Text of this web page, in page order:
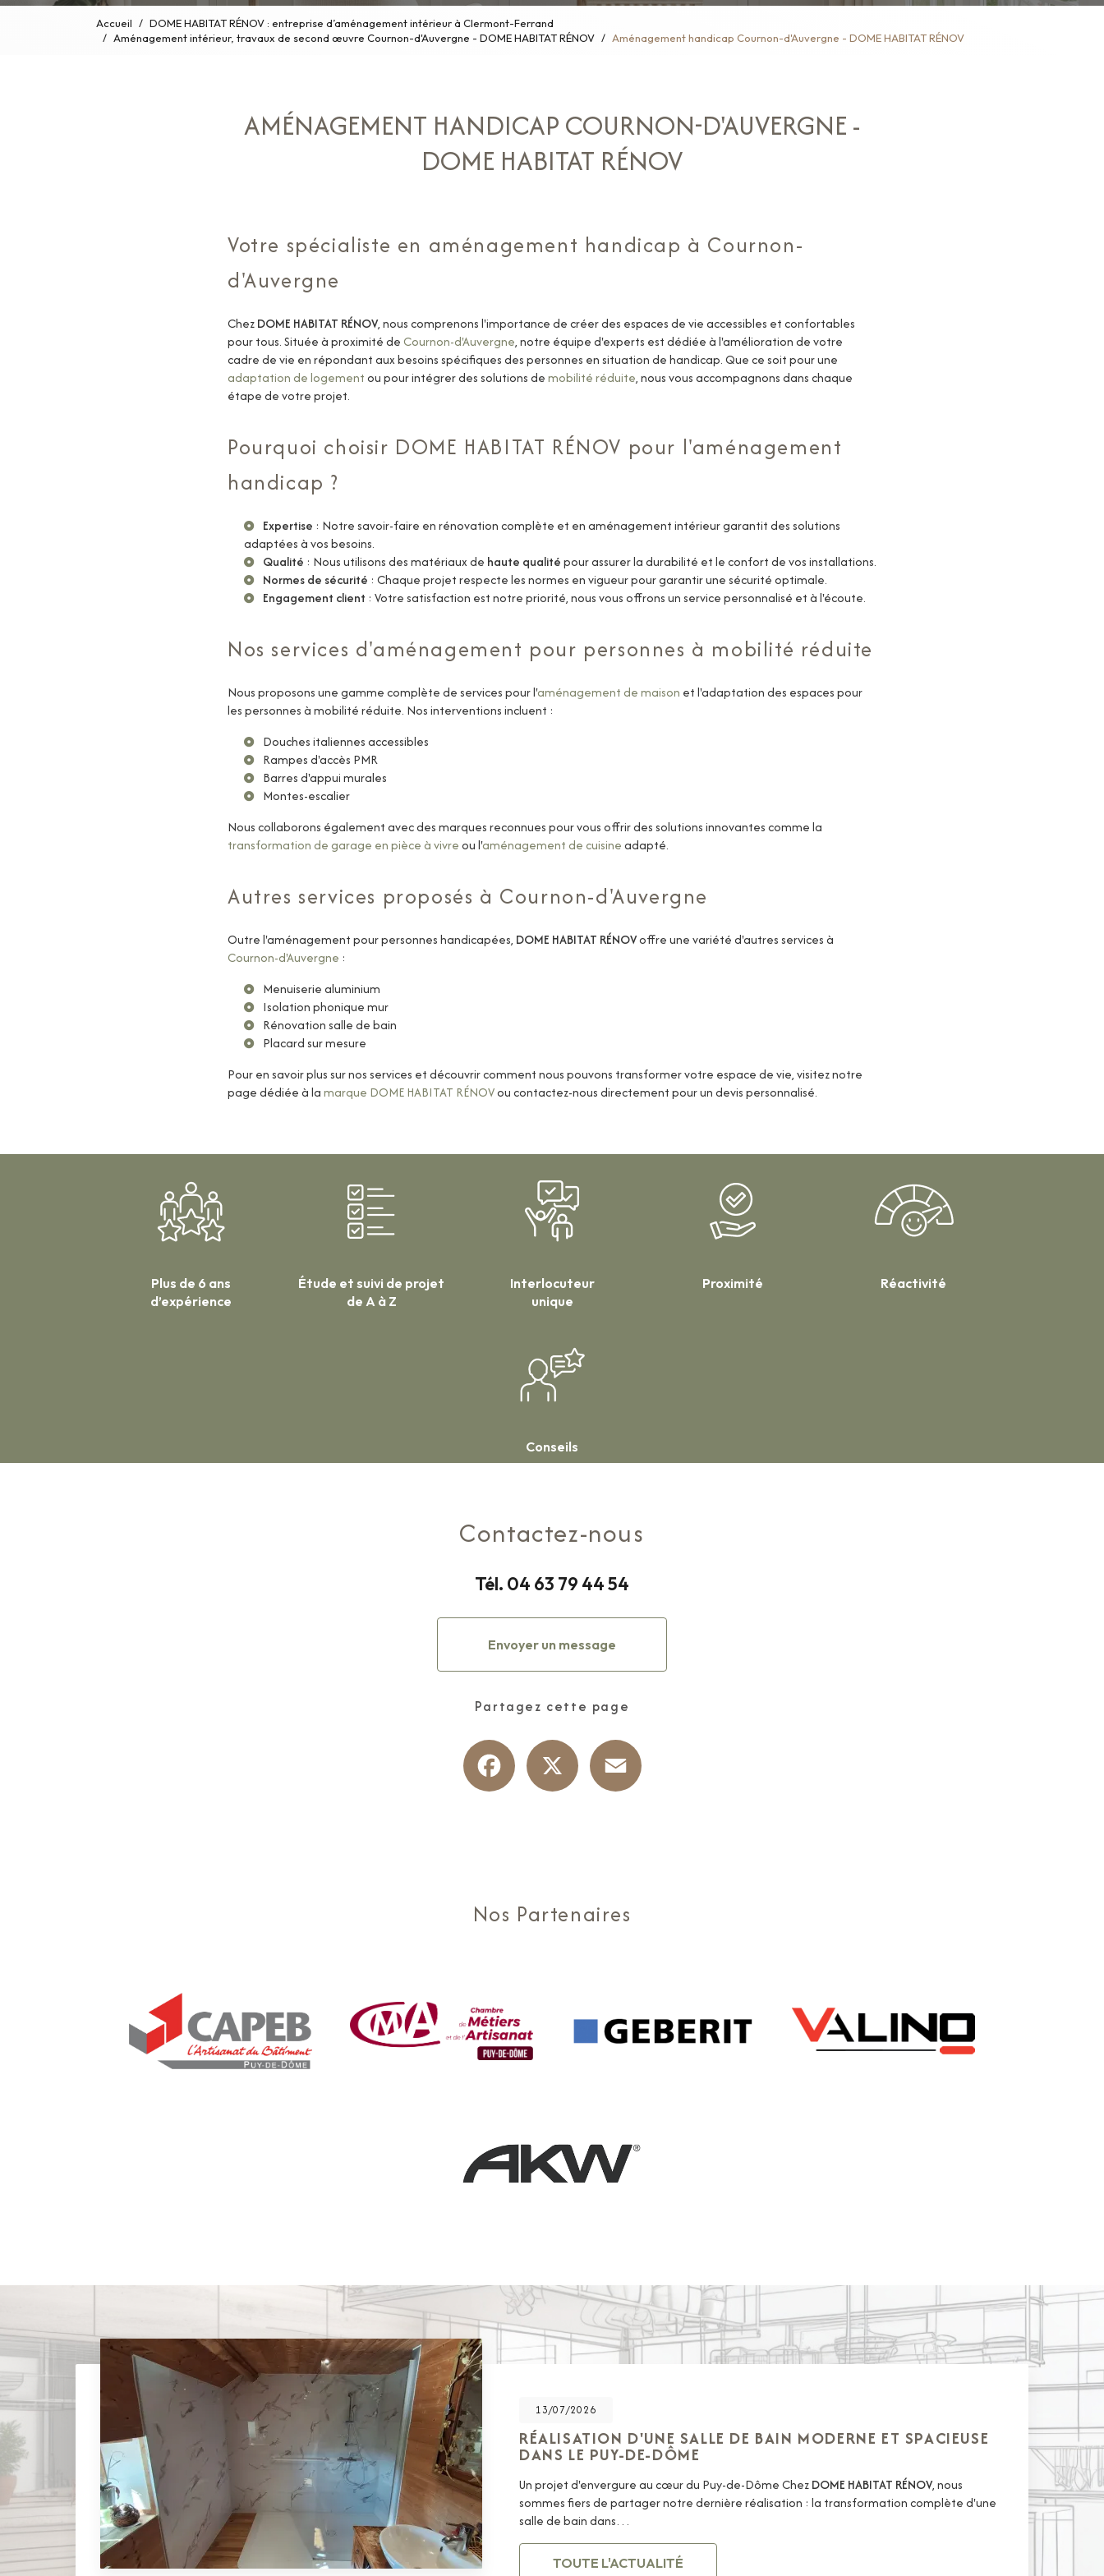
Accueil
DOME HABITAT RÉNOV : entreprise d’aménagement intérieur à Clermont-Ferrand
Aménagement intérieur, travaux de second œuvre Cournon-d'Auvergne - DOME HABITAT RÉNOV
Aménagement handicap Cournon-d'Auvergne - DOME HABITAT RÉNOV
AMÉNAGEMENT HANDICAP COURNON-D'AUVERGNE -
DOME HABITAT RÉNOV
Votre spécialiste en aménagement handicap à Cournon-
d'Auvergne
ChezDOME HABITAT RÉNOV, nous comprenons l'importance de créer des espaces de vie accessibles et confortables
pour tous. Située à proximité de Cournon-d'Auvergne, notre équipe d'experts est dédiée à l'amélioration de votre
cadre de vie en répondant aux besoins spécifiques des personnes en situation de handicap. Que ce soit pour une
adaptation de logementou pour intégrer des solutions demobilité réduite, nous vous accompagnons dans chaque
étape de votre projet.
Pourquoi choisir DOME HABITAT RÉNOV pour l'aménagement
handicap ?
Expertise : Notre savoir-faire enrénovation complète et enaménagement intérieurgarantit des solutions
adaptées à vos besoins.
Qualité : Nous utilisons des matériaux de haute qualitépour assurer la durabilité et le confort de vos installations.
Normes de sécurité : Chaque projet respecte les normes en vigueur pour garantir unesécurité optimale.
Engagement client : Votre satisfaction est notre priorité, nous vous offrons un service personnalisé et à l'écoute.
Nos services d'aménagement pour personnes à mobilité réduite
Nous proposons une gamme complète de services pour l'aménagement de maison et l'adaptation des espaces pour
les personnes à mobilité réduite. Nos interventions incluent :
Douches italiennes accessibles
Rampes d'accès PMR
Barres d'appui murales
Montes-escalier
Nous collaborons également avec des marques reconnues pour vous offrir des solutions innovantes comme la
transformation de garage en pièce à vivreou l'aménagement de cuisineadapté.
Autres services proposés à Cournon-d'Auvergne
Outre l'aménagement pour personnes handicapées, DOME HABITAT RÉNOVoffre une variété d'autres services à
Cournon-d'Auvergne :
Menuiserie aluminium
Isolation phonique mur
Rénovation salle de bain
Placard sur mesure
Pour en savoir plus sur nos services et découvrir comment nous pouvons transformer votre espace de vie, visitez notre
page dédiée à lamarque DOME HABITAT RÉNOVou contactez-nous directement pour un devis personnalisé.
Plus de 6 ans
d’expérience
Étude et suivi de projet
de A à Z
Interlocuteur
unique
Proximité Réactivité
Conseils
Contactez-nous
Tél. 04 63 79 44 54
Envoyer un message
Partagez cette page
Facebook
Nos Partenaires
13/07/2026
RÉALISATION D'UNE SALLE DE BAIN MODERNE ET SPACIEUSE
DANS LE PUY-DE-DÔME
Un projet d'envergure au cœur du Puy-de-Dôme ChezDOME HABITAT RÉNOV, nous
sommes fiers de partager notre dernière réalisation : la transformation complète d'une
salle de bain dans…
TOUTE L'ACTUALITÉ